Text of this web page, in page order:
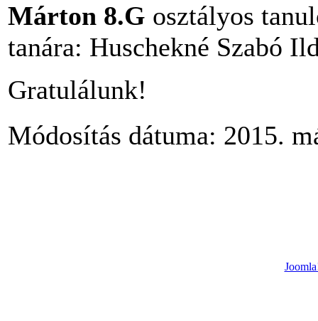
Márton 8.G osztályos
tanára: Huschekné Szabó
Gratulálunk!
Módosítás dátuma: 2015.